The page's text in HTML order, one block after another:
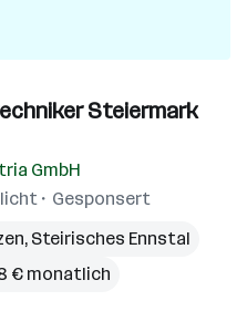
Steiermark
GmbH
Gesponsert
, Steirisches Ennstal
€ monatlich